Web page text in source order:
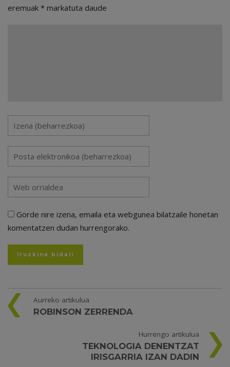
eremuak * markatuta daude
Gorde nire izena, emaila eta webgunea bilatzaile honetan
komentatzen dudan hurrengorako.
Aurreko artikulua
ROBINSON ZERRENDA
Hurrengo artikulua
TEKNOLOGIA DENENTZAT
IRISGARRIA IZAN DADIN